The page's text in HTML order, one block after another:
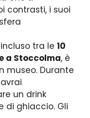
contrasti, i suoi
tra le 10
a Stoccolma, è
museo. Durante
un drink
di ghiaccio. Gli